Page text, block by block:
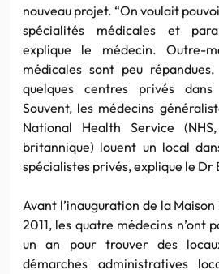
nouveau projet. “On voulait
spécialités médicales et
explique le médecin. Outre-
médicales sont peu
quelques centres privés
Souvent, les médecins
National Health Service
britannique) louent un local
spécialistes privés, explique le Dr
Avant l’inauguration de la
2011, les quatre médecins n’ont
un an pour trouver des
démarches administratives